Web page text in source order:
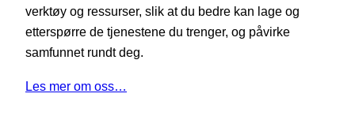
verktøy og ressurser, slik at du bedre kan lage og
etterspørre de tjenestene du trenger, og påvirke
samfunnet rundt deg.
Les mer om oss…